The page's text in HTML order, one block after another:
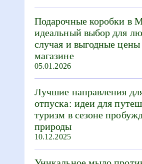
Подарочные коробки в
идеальный выбор для
случая и выгодные
магазине
05.01.2026
Лучшие направления
отпуска: идеи для
туризм в сезоне
природы
10.12.2025